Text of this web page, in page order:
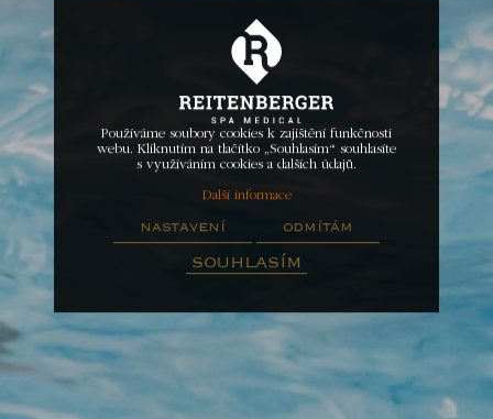
Používáme soubory cookies k zajištění funkčnosti
webu. Kliknutím na tlačítko „Souhlasím“ souhlasíte
s využíváním cookies a dalších údajů.
Další informace
nastavení odmítám
souhlasím